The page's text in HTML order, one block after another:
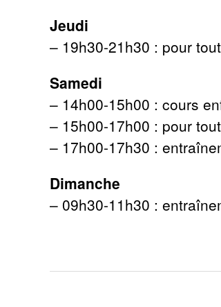
Jeudi
– 19h30-21h30 : pour
Samedi
– 14h00-15h00 : cours
– 15h00-17h00 : pour
– 17h00-17h30 :
Dimanche
– 09h30-11h30 :